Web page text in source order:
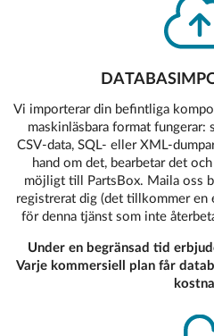
Vi importerar din befintliga
maskinläsbara format fungerar:
CSV-data, SQL- eller XML-
hand om det, bearbetar det
möjligt till PartsBox. Maila oss
registrerat dig (det tillkommer
för denna tjänst som inte
Under en begränsad tid
Varje kommersiell plan får